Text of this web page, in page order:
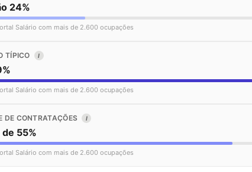
24%
Salário com mais de 2.600 ocupações
TÍPICO I
Salário com mais de 2.600 ocupações
DE CONTRATAÇÕES I
55%
Salário com mais de 2.600 ocupações